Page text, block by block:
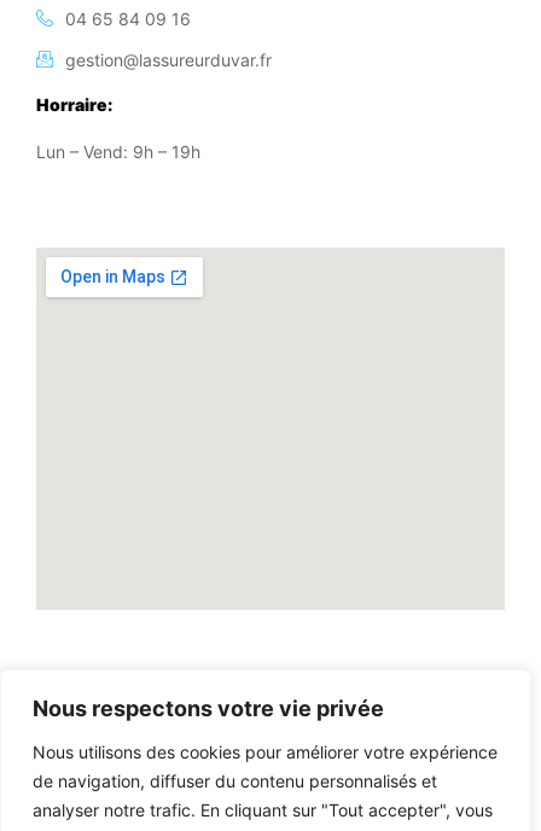
Nous respectons votre vie privée
Nous utilisons des cookies pour améliorer votre expérience
de navigation, diffuser du contenu personnalisés et
analyser notre trafic. En cliquant sur "Tout accepter", vous
04 65 84 09 16
gestion@lassureurduvar.fr
Horraire:
Lun – Vend: 9h – 19h
© Tout droit reservé par LASSUREUR DU VAR